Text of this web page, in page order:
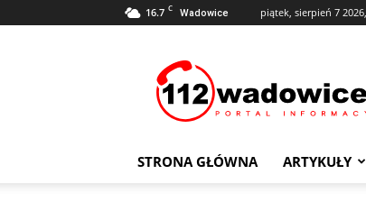
16.7 C Wadowice piątek, sierpień 7
STRONA GŁÓWNA ARTYKUŁY